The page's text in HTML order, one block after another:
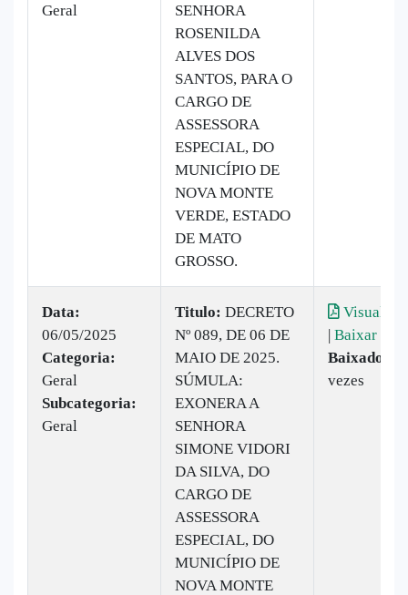
Geral
SENHORA
ROSENILDA
ALVES DOS
SANTOS, PARA O
CARGO DE
ASSESSORA
ESPECIAL, DO
MUNICÍPIO DE
NOVA MONTE
VERDE, ESTADO
DE MATO
GROSSO.
Data:
06/05/2025
Categoria:
Geral
Subcategoria:
Geral
Titulo: DECRETO
Nº 089, DE 06 DE
MAIO DE 2025.
SÚMULA:
EXONERA A
SENHORA
SIMONE VIDORI
DA SILVA, DO
CARGO DE
ASSESSORA
ESPECIAL, DO
MUNICÍPIO DE
NOVA MONTE
Visualizar
| Baixar
Baixado:
vezes